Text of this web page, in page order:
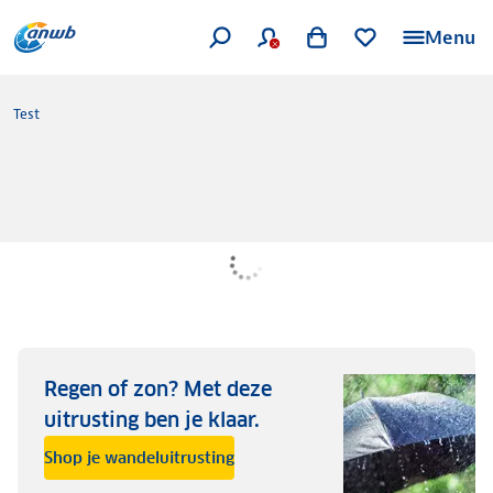
Menu
Test
Regen of zon? Met deze
uitrusting ben je klaar.
Shop je wandeluitrusting